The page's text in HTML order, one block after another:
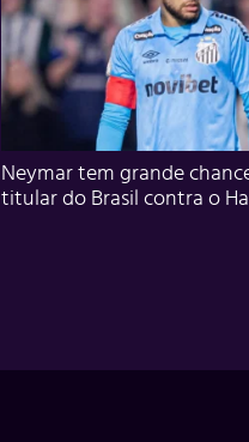
Neymar tem grande
titular do Brasil contra o